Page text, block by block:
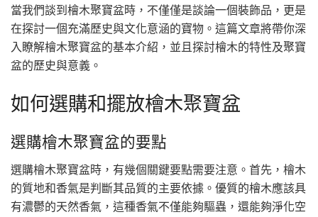
當我們談到檜木聚寶盆時，不僅僅是談論一個裝飾品，更是
在探討一個充滿歷史與文化意涵的寶物。這篇文章將帶你深
入瞭解檜木聚寶盆的基本介紹，並且探討檜木的特性及聚寶
盆的歷史與意義。
如何選購和擺放檜木聚寶盆
選購檜木聚寶盆的要點
選購檜木聚寶盆時，有幾個關鍵要點需要注意。首先，檜木
的質地和香氣是判斷其品質的主要依據。優質的檜木應該具
有濃鬱的天然香氣，這種香氣不僅能夠驅蟲，還能夠淨化空